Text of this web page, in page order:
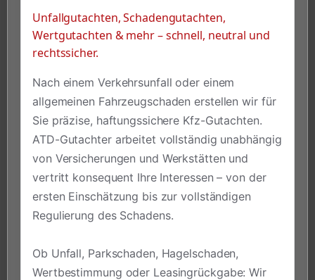
Unfallgutachten, Schadengutachten,
Wertgutachten & mehr – schnell, neutral und
rechtssicher.
Nach einem Verkehrsunfall oder einem
allgemeinen Fahrzeugschaden erstellen wir für
Sie präzise, haftungssichere Kfz-Gutachten.
ATD-Gutachter arbeitet vollständig unabhängig
von Versicherungen und Werkstätten und
vertritt konsequent Ihre Interessen – von der
ersten Einschätzung bis zur vollständigen
Regulierung des Schadens.
Ob Unfall, Parkschaden, Hagelschaden,
Wertbestimmung oder Leasingrückgabe: Wir